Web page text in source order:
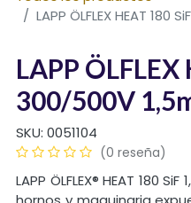
LAPP ÖLFLEX HEAT
LAPP ÖLFLEX
300/500V
SKU: 0051104
(0 reseña)
LAPP ÖLFLEX® HEAT 180